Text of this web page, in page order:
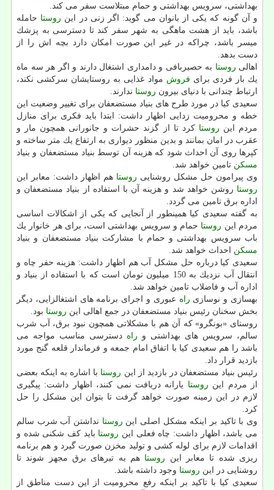
بهداشتی، سرویس بهداشتی و حمام مبتلاست سفر می كند.
و آن گونه كه یكی از بانوان می گوید: اگر زنی در این روستا حامله
باشد، باید از هشت ماهگی به شهر سفر كند تا دسترسی به پزشك
میسر باشد، چراكه در غیر این صورت امكان دارد بچه اش را از
دست بدهد.
اهالی روستا به حصیربافی و دامداری اشتغال دارند و اگر هر سه ماه
یك بار فردی برای فروش مواد غذایی به روستایشان سركشی نكند،
ارتباط چندانی با دنیای بیرون روستا ندارند.
سعیدی كیا در مورد طرح های بنیاد مستضعفان برای تغییر وضعیت این
خطه و محرومیت زدایی اظهار داشت: ابتدا باید فكری برای منازل
مردم این روستا كرد تا از گزند حشرات و جانورانی همچون مار و
عقرب در امان بمانند و بدین منظور دیواری به ارتفاع یك متر ساخته و
كپرها روی آن احداث شود كه هزینه آن توسط بنیاد مستضعفان و بنیاد
مسكن تامین خواهد شد.
وی پیرامون حل مشكل روشنایی روستا هم اظهار داشت: معابر این
روستا روشن خواهد شد و هزینه آن با استفاده از بنیاد مستضعفان و
اداره برق تامین می گردد.
به گفته سعیدی كیا همینطور از آنجایی كه یكی از اشكالات اساسی
مردم این روستا حمام و سرویس بهداشتی است، برای هر خانوار یك
باب سرویس بهداشتی و حمام با مشاركت بنیاد مستضعفان و بنیاد
مسكن احداث خواهد شد.
سعیدی كیا درباره حل مشكل آب هم اظهار داشت: هزینه حفر چاه و
انتقال آب نزدیك به 150 میلیون تومان است كه با استفاده از بنیاد و
اداره آب و فاضلاب تامین خواهد شد.
بهسازی و نوسازی راه عبوری و اجرای برنامه های اشتغالزایی، دیگر
بخش سخنان رئیس بنیاد مستضعفان در جمع اهالی این روستا بود.
روستای «بونگرو» كه آن هم با مشكلاتی همچون نبود برق، آب شرب
سالم، سرویس های بهداشتی و راه دسترسی مناسب مواجه می
باشد را هم سعیدی كیا با اتفاق امام جمعه و فرماندار قلعه گنج مورد
بازدید قرار داد.
رئیس بنیاد مستضعفان در بازدید از این روستا با اشاره به اینكه بعضی
از مردم این روستا یارانه دریافت نمی كنند، اظهار داشت: پیگیری
لازم در این زمینه صورت خواهد گرفت تا بتوان این مشكل را حل
كرد.
وی با تاكید بر اینكه مشكل اصلی این روستا نداشتن آب شرب سالم
می باشد، اظهار داشت: چاه فعلی این روستا باید كف شكنی شده و
اقدامات لازم برای لوله كشی و تولید مخزن صورت گیرد و هم برنامه
ریزی شده تا معابر این روستا هم به تیرهای برق مجهز شوند تا
روشنایی در این روستا وجود داشته باشد.
سعیدی كیا با تاكید بر اینكه رفع محرومیت از این دست مناطق از